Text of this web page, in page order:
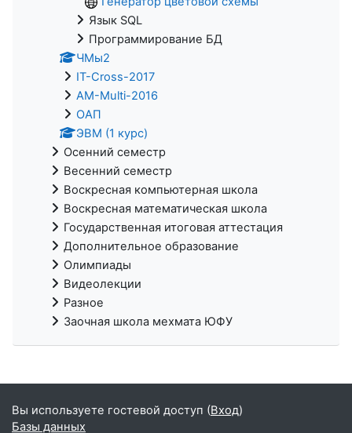
Язык SQL
Программирование БД
ЧМы2
IT-Cross-2017
AM-Multi-2016
ОАП
ЭВМ (1 курс)
Осенний семестр
Весенний семестр
Воскресная компьютерная школа
Воскресная математическая школа
Государственная итоговая аттестация
Дополнительное образование
Олимпиады
Видеолекции
Разное
Заочная школа мехмата ЮФУ
Вы используете гостевой доступ (Вход)
Базы данных